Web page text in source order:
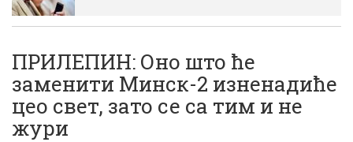
ПРИЛЕПИН: Оно што ће
заменити Минск-2 изненадиће
цео свет, зато се са тим и не
жури